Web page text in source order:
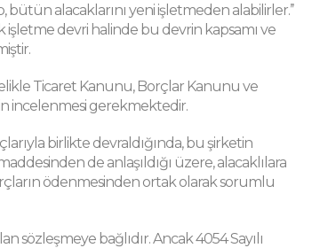
alacaklarını yeni işletmeden alabilirler.’’
devri halinde bu devrin kapsamı ve
Ticaret Kanunu, Borçlar Kanunu ve
incelenmesi gerekmektedir.
birlikte devraldığında, bu şirketin
de anlaşıldığı üzere, alacaklılara
ödenmesinden ortak olarak sorumlu
sözleşmeye bağlıdır. Ancak 4054 Sayılı